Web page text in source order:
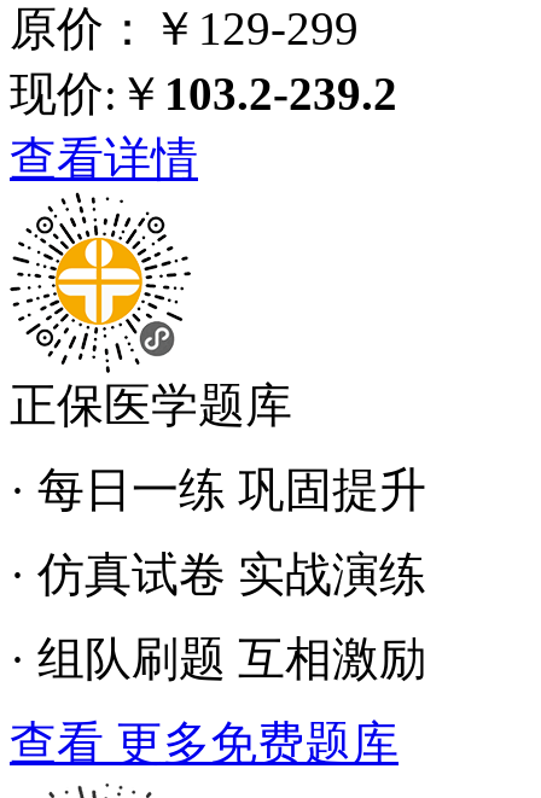
原价：￥129-299
现价:￥ 103.2-239.2
查看详情
正保医学题库
· 每日一练 巩固提升
· 仿真试卷 实战演练
· 组队刷题 互相激励
查看 更多免费题库